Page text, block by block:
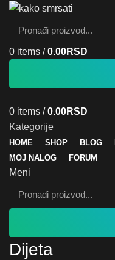
0 items / 0.00RSD
0 items / 0.00RSD
Kategorije
HOME SHOP BLOG
MOJ NALOG
FORUM
Meni
Dijeta